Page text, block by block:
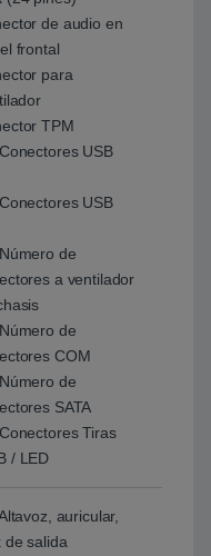
de audio en
frontal
para
TPM
USB
USB
de
a ventilador
de
COM
de
SATA
Tiras
/ LED
auricular,
de salida